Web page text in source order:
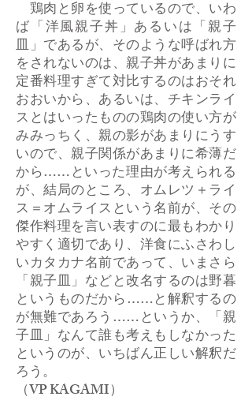
鶏肉と卵を使っているので、いわ
ば「洋風親子丼」あるいは「親子
皿」であるが、そのような呼ばれ方
をされないのは、親子丼があまりに
定番料理すぎて対比するのはおそれ
おおいから、あるいは、チキンライ
スとはいったものの鶏肉の使い方が
みみっちく、親の影があまりにうす
いので、親子関係があまりに希薄だ
から……といった理由が考えられる
が、結局のところ、オムレツ＋ライ
ス＝オムライスという名前が、その
傑作料理を言い表すのに最もわかり
やすく適切であり、洋食にふさわし
いカタカナ名前であって、いまさら
「親子皿」などと改名するのは野暮
というものだから……と解釈するの
が無難であろう……というか、「親
子皿」なんて誰も考えもしなかった
というのが、いちばん正しい解釈だ
ろう。
​（VP KAGAMI）